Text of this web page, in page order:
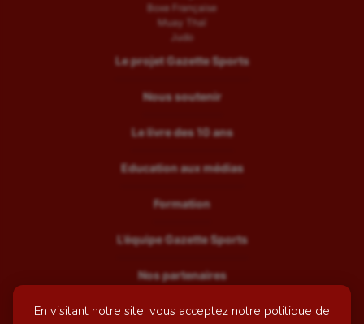
En visitant notre site, vous acceptez notre politique de
Boxe Française
Muay Thaï
Judo
Le projet Gazette Sports
Nous soutenir
Le livre des 10 ans
Education aux médias
Formation
L’équipe Gazette Sports
Nos partenaires
Recrutement